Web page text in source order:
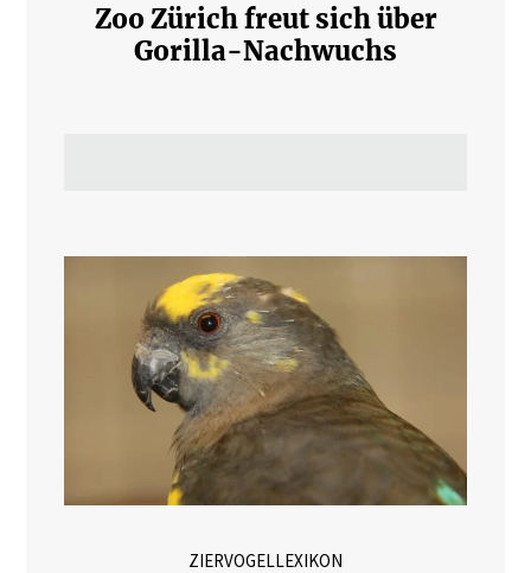
Zoo Zürich freut sich über
Gorilla-Nachwuchs
ZIERVOGELLEXIKON